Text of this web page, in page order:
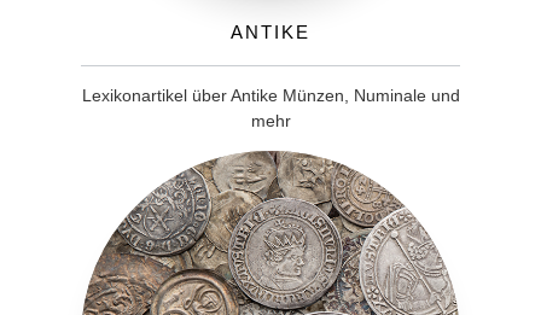
Antike
Lexikonartikel über Antike Münzen, Numinale und
mehr